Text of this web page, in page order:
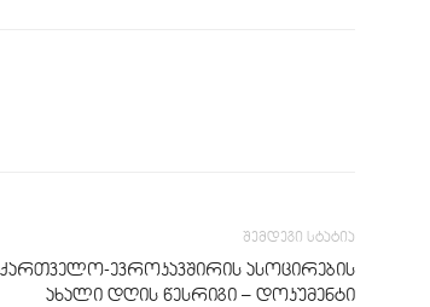
შემდეგი სტატია
ევროკავშირის ასოცირების
ახალი დღის წესრიგი – დოკუმენტი